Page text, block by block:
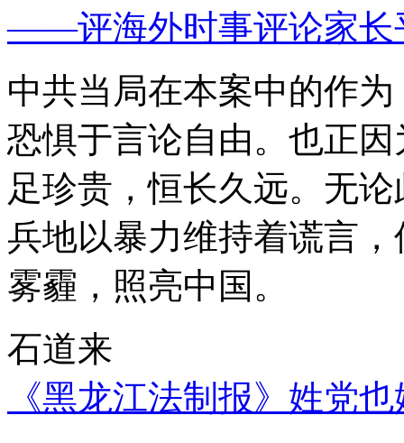
——评海外时事评论家长
中共当局在本案中的作
恐惧于言论自由。也正
足珍贵，恒长久远。无
兵地以暴力维持着谎言
雾霾，照亮中国。
石道来
《黑龙江法制报》姓党